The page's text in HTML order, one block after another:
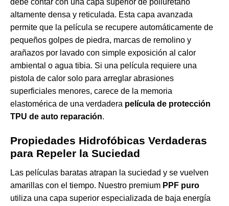
debe contar con una capa superior de poliuretano
altamente densa y reticulada. Esta capa avanzada
permite que la película se recupere automáticamente de
pequeños golpes de piedra, marcas de remolino y
arañazos por lavado con simple exposición al calor
ambiental o agua tibia. Si una película requiere una
pistola de calor solo para arreglar abrasiones
superficiales menores, carece de la memoria
elastomérica de una verdadera película de protección
TPU de auto reparación.
Propiedades Hidrofóbicas Verdaderas
para Repeler la Suciedad
Las películas baratas atrapan la suciedad y se vuelven
amarillas con el tiempo. Nuestro premium PPF puro
utiliza una capa superior especializada de baja energía